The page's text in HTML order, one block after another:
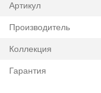
Артикул
Производитель
Коллекция
Гарантия